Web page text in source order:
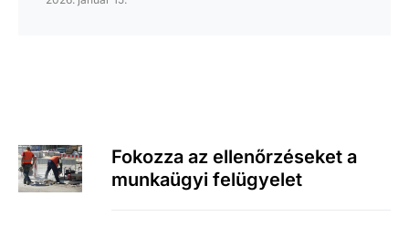
Fokozza az ellenőrzéseket a
munkaügyi felügyelet